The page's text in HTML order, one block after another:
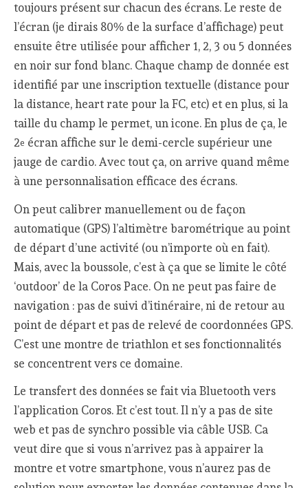
toujours présent sur chacun des écrans. Le reste de
l’écran (je dirais 80% de la surface d’affichage) peut
ensuite être utilisée pour afficher 1, 2, 3 ou 5 données
en noir sur fond blanc. Chaque champ de donnée est
identifié par une inscription textuelle (distance pour
la distance, heart rate pour la FC, etc) et en plus, si la
taille du champ le permet, un icone. En plus de ça, le
2e écran affiche sur le demi-cercle supérieur une
jauge de cardio. Avec tout ça, on arrive quand même
à une personnalisation efficace des écrans.
On peut calibrer manuellement ou de façon
automatique (GPS) l’altimètre barométrique au point
de départ d’une activité (ou n’importe où en fait).
Mais, avec la boussole, c’est à ça que se limite le côté
‘outdoor’ de la Coros Pace. On ne peut pas faire de
navigation : pas de suivi d’itinéraire, ni de retour au
point de départ et pas de relevé de coordonnées GPS.
C’est une montre de triathlon et ses fonctionnalités
se concentrent vers ce domaine.
Le transfert des données se fait via Bluetooth vers
l’application Coros. Et c’est tout. Il n’y a pas de site
web et pas de synchro possible via câble USB. Ca
veut dire que si vous n’arrivez pas à appairer la
montre et votre smartphone, vous n’aurez pas de